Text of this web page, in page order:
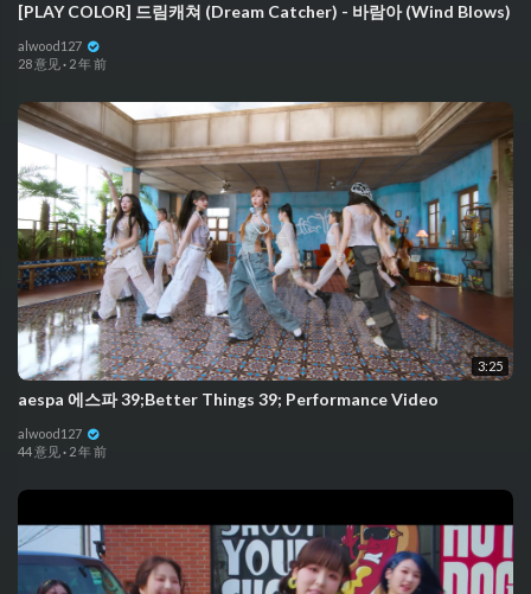
[PLAY COLOR] 드림캐쳐 (Dream Catcher) - 바람아 (Wind Blows)
alwood127
28 意见· 2 年 前
3:25
aespa 에스파 39;Better Things 39; Performance Video
alwood127
44 意见· 2 年 前